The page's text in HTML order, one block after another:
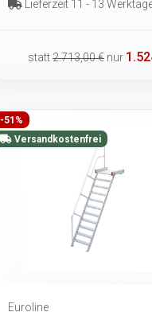
Lieferzeit 11 - 13
statt2.713,00 € nur
-51%
Versandkostenfrei
Euroline